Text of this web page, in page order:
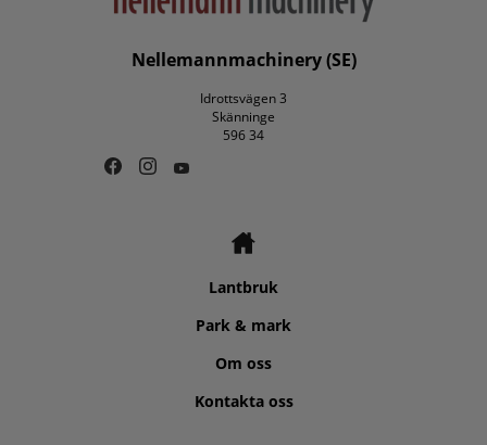
Nellemannmachinery (SE)
Idrottsvägen 3
Skänninge
596 34
Lantbruk
Park & mark
Om oss
Kontakta oss